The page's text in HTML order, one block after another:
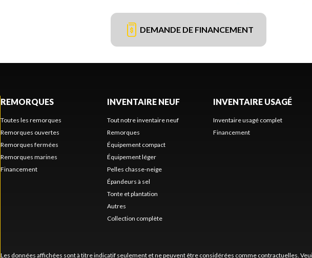
DEMANDE DE FINANCEMENT
REMORQUES
Toutes les remorques
Remorques ouvertes
Remorques fermées
Remorques marines
Financement
INVENTAIRE NEUF
Tout notre inventaire neuf
Remorques
Équipement compact
Équipement léger
Pelles chasse-neige
Épandeurs à sel
Tonte et plantation
Autres
Collection complète
INVENTAIRE USAGÉ
Inventaire usagé complet
Financement
Les données affichées sont à titre indicatif seulement et ne peuvent être considérées comme contractuelles.